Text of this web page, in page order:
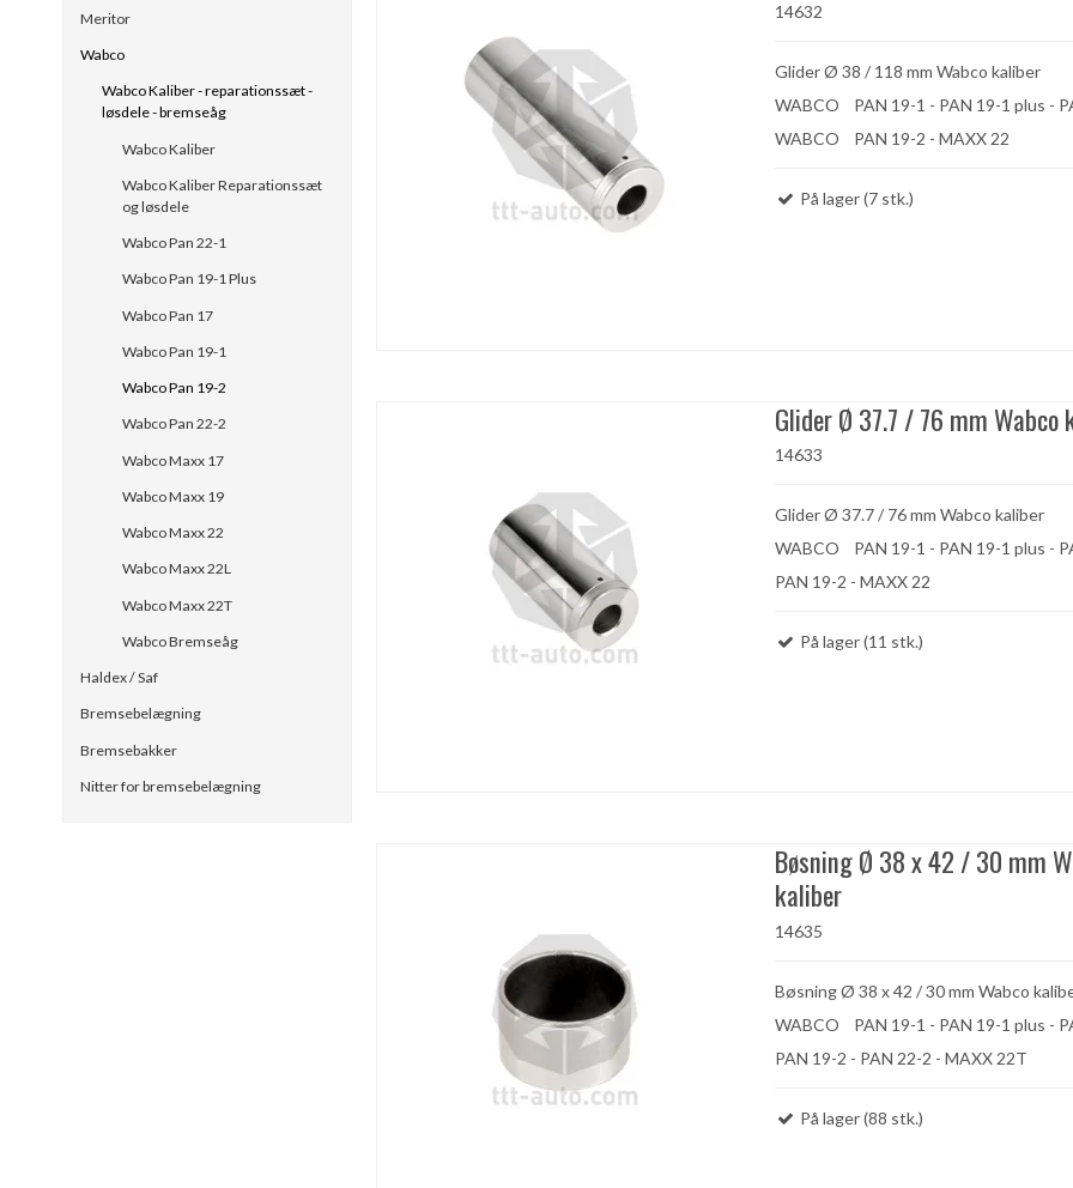
Meritor
Wabco
Wabco Kaliber - reparationssæt -
løsdele - bremseåg
Wabco Kaliber
Wabco Kaliber Reparationssæt
og løsdele
Wabco Pan 22-1
Wabco Pan 19-1 Plus
Wabco Pan 17
Wabco Pan 19-1
Wabco Pan 19-2
Wabco Pan 22-2
Wabco Maxx 17
Wabco Maxx 19
Wabco Maxx 22
Wabco Maxx 22L
Wabco Maxx 22T
Wabco Bremseåg
Haldex / Saf
Bremsebelægning
Bremsebakker
Nitter for bremsebelægning
14632
Glider Ø 38 / 118 mm Wabco kaliber
WABCO PAN 19-1 - PAN 19-1 plus -
WABCO PAN 19-2 - MAXX 22
På lager (7 stk.)
Glider Ø 37.7 / 76 mm Wabco
14633
Glider Ø 37.7 / 76 mm Wabco kaliber
WABCO PAN 19-1 - PAN 19-1 plus -
PAN 19-2 - MAXX 22
På lager (11 stk.)
Bøsning Ø 38 x 42 / 30 mm
kaliber
14635
Bøsning Ø 38 x 42 / 30 mm Wabco
WABCO PAN 19-1 - PAN 19-1 plus -
PAN 19-2 - PAN 22-2 - MAXX 22T
På lager (88 stk.)